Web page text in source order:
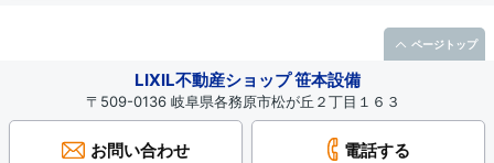
LIXIL不動産ショップ 笹本設備
〒509-0136 岐阜県各務原市松が丘２丁目１６３
お問い合わせ 電話する
ページトップ